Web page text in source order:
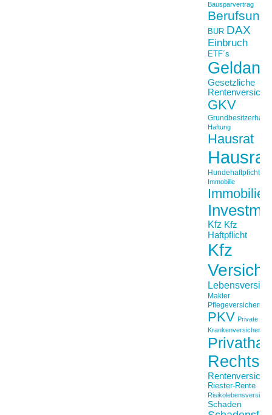
Bausparvertrag
BUR DAX
Einbruch
ETF´s
Gesetzliche
GKV
Haftung
Hausrat
Hundehaftpficht
Immobilie
Kfz Kfz
Haftpflicht
Kfz
Makler
Pflegeversicherung
PKV Private
Krankenversicherung
Riester-Rente
Schaden